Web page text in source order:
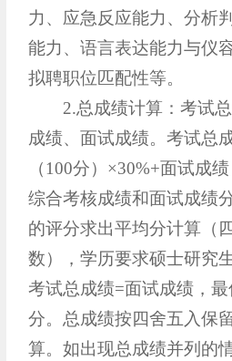
力、应急反应能力、分析
能力、语言表达能力与仪
拟聘职位匹配性等。
2.总成绩计算：考试
成绩、面试成绩。考试总
（100分）×30%+面试成
综合考核成绩和面试成绩
的评分求出平均分计算（
数），学历要求硕士研究
考试总成绩=面试成绩，
分。总成绩按四舍五入保
算。如出现总成绩并列的